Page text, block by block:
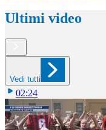
Ultimi video
Vedi tutti
02:24